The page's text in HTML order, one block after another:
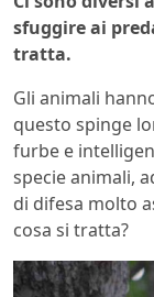
sfuggire ai
tratta.
Gli animali
questo spinge
furbe e
specie animali,
di difesa molto
cosa si tratta?